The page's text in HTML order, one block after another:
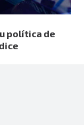
política de